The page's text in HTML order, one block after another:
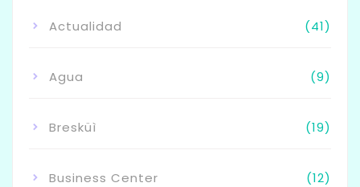
Actualidad (41)
Agua (9)
Bresküì (19)
Business Center (12)